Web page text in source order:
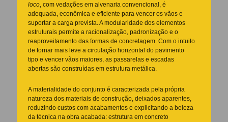
loco, com vedações em alvenaria convencional, é
adequada, econômica e eficiente para vencer os vãos e
suportar a carga prevista. A modularidade dos elementos
estruturais permite a racionalização, padronização e o
reaproveitamento das formas de concretagem. Com o intuito
de tornar mais leve a circulação horizontal do pavimento
tipo e vencer vãos maiores, as passarelas e escadas
abertas são construídas em estrutura metálica.
A materialidade do conjunto é caracterizada pela própria
natureza dos materiais de construção, deixados aparentes,
reduzindo custos com acabamentos e explicitando a beleza
da técnica na obra acabada: estrutura em concreto